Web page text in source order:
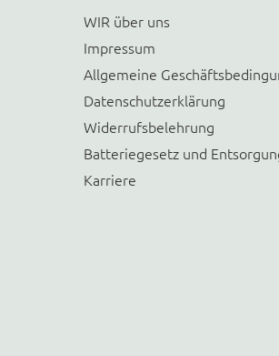
WIR über uns
Impressum
Allgemeine
Datenschutzerklärung
Widerrufsbelehrung
Batteriegesetz und
Karriere